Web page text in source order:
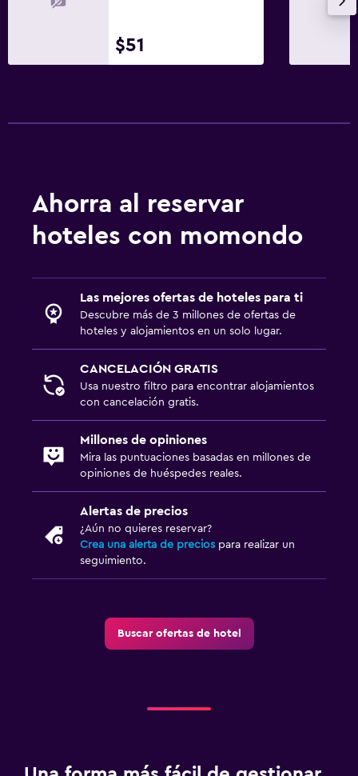
$51
Ahorra al reservar
hoteles con momondo
Las mejores ofertas de hoteles para ti
Descubre más de 3 millones de ofertas de
hoteles y alojamientos en un solo lugar.
CANCELACIÓN GRATIS
Usa nuestro filtro para encontrar alojamientos
con cancelación gratis.
Millones de opiniones
Mira las puntuaciones basadas en millones de
opiniones de huéspedes reales.
Alertas de precios
¿Aún no quieres reservar?
Crea una alerta de precios para realizar un
seguimiento.
Buscar ofertas de hotel